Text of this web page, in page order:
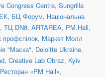
Congress Centre, Sungrilla
, БЦ Форум, Національна
, ТЦ DN8, ARTAREA, PM.Hall,
профспілок, Маркет Молл
"Маска", Deloitte Ukraine,
, Creative Lab Obraz, Kyiv
Ресторан «PM Hall»,